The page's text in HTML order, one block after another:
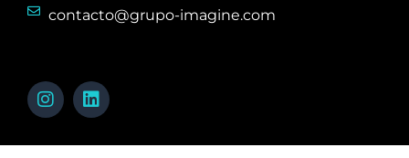
contacto@grupo-imagine.com